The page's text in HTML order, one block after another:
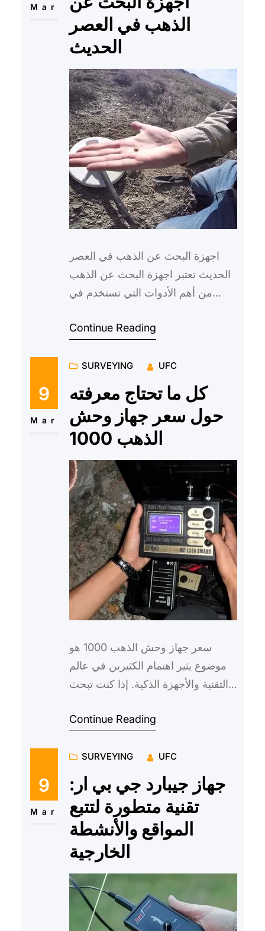
Mar
الذهب في العصر
الحديث
اجهزة البحث عن الذهب في العصر
الحديث تعتبر اجهزة البحث عن الذهب
من أهم الأدوات التي تستخدم في
Continue Reading
9
Mar
SURVEYING UFC
كل ما تحتاج معرفته
حول سعر جهاز وحش
الذهب 1000
سعر جهاز وحش الذهب 1000 هو
موضوع يثير اهتمام الكثيرين في عالم
التقنية والأجهزة الذكية. إذا كنت تبحث
Continue Reading
9
Mar
SURVEYING UFC
جهاز جيبارد جي بي ار:
تقنية متطورة لتتبع
المواقع والأنشطة
الخارجية